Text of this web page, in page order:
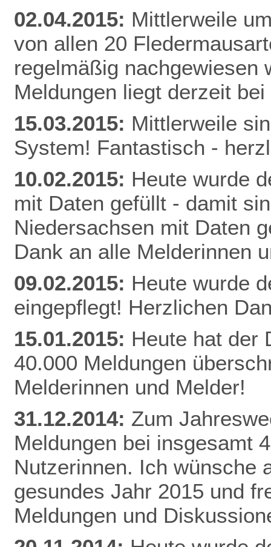
02.04.2015: Mittlerweile
von allen 20
regelmäßig nachgewiesen
Meldungen liegt derzeit
15.03.2015: Mittlerweile
System! Fantastisch -
10.02.2015: Heute wurde
mit Daten gefüllt - damit
Niedersachsen mit Daten
Dank an alle Melderinnen
09.02.2015: Heute wurde
eingepflegt! Herzlichen Da
15.01.2015: Heute hat der
40.000 Meldungen
Melderinnen und Melder!
31.12.2014: Zum
Meldungen bei insgesamt
Nutzerinnen. Ich wünsche
gesundes Jahr 2015 und
Meldungen und